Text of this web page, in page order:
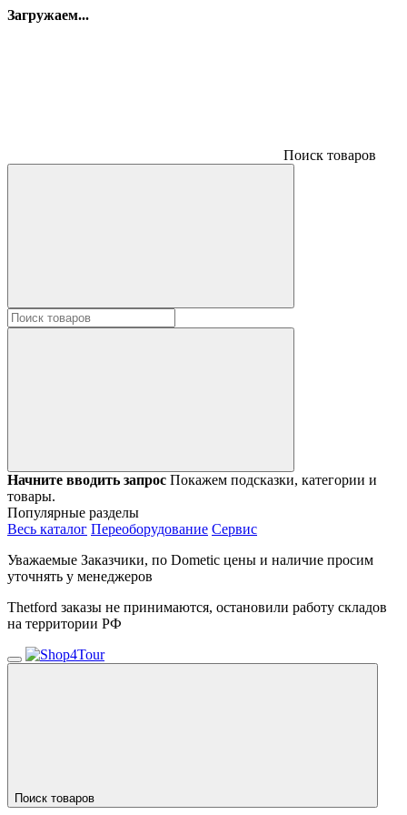
Загружаем...
Поиск товаров
Начните вводить запрос Покажем подсказки, категории и
товары.
Популярные разделы
Весь каталог Переоборудование Сервис
Уважаемые Заказчики, по Dometic цены и наличие просим
уточнять у менеджеров
Thetford заказы не принимаются, остановили работу складов
на территории РФ
Поиск товаров